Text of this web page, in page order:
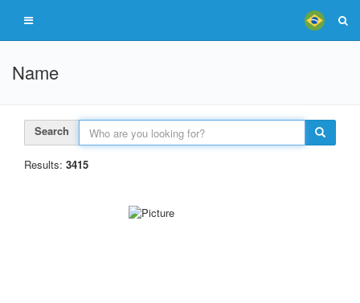
Name
Search
Results: 3415